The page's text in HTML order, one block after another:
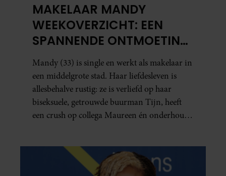
MAKELAAR MANDY
WEEKOVERZICHT: EEN
SPANNENDE ONTMOETING
EN JUDITHS GROTE
RELATIETEST
Mandy (33) is single en werkt als makelaar in
een middelgrote stad. Haar liefdesleven is
allesbehalve rustig: ze is verliefd op haar
biseksuele, getrouwde buurman Tijn, heeft
een crush op collega Maureen én onderhoudt
lees je in het kort wat er de afgelopen dagen
allemaal in haar leven gebeurde.